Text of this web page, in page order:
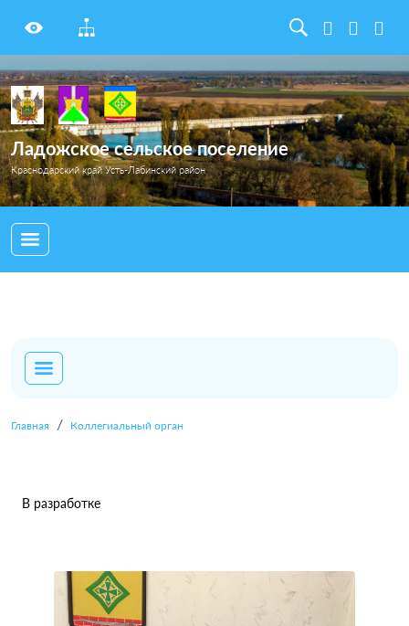
Ладожское сельское поселение
Краснодарский край Усть-Лабинский район
Главная Коллегиальный орган
В разработке